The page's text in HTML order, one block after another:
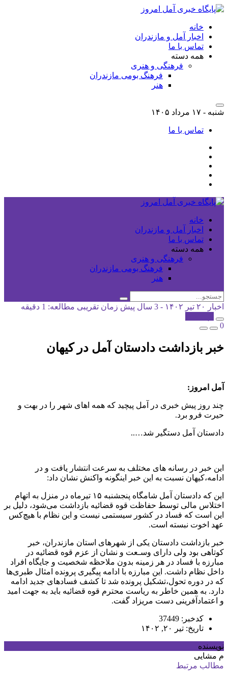
خانه
اخبار آمل و مازندران
تماس با ما
همه دسته
فرهنگی و هنری
فرهنگ بومی مازندران
هنر
شنبه - ۱۷ مرداد ۱۴۰۵
تماس با ما
خانه
اخبار آمل و مازندران
تماس با ما
همه دسته
فرهنگی و هنری
فرهنگ بومی مازندران
هنر
اخبار ۲۰ تیر ۱۴۰۲ - 3 سال پیش
زمان تقریبی مطالعه: 1 دقیقه
0
خبر بازداشت دادستان آمل در کیهان
آمل امروز:
چند روز پیش خبری در آمل پیچید که همه اهای شهر را در بهت و
حیرت فرو برد.
دادستان آمل دستگیر شد…..
این خبر در رسانه های مختلف به سرعت انتشار یافت و در
ادامه،کیهان نسبت به این خبر اینگونه واکنش نشان داد:
این که دادستان آمل شامگاه پنجشنبه ۱۵ تیرماه در منزل به اتهام
اختلاس مالی توسط حفاظت قوه قضائیه بازداشت می‌شود، دلیل بر
این است که فساد در کشور سیستمی نیست و این نظام با هیچ‌کس
عهد اخوت نبسته است.
خبر بازداشت دادستان یکی از شهرهای استان مازندران‌، خبر
کوتاهی بود ولی دارای وسـعت و نشان از عزم قوه قضائیه در
مبارزه با فساد در هر زمینه بدون ملاحظه شخصیت و جایگاه افراد
داخل نظام داشت. این مبارزه با ادامه پیگیری پرونده امثال طبری‌ها
که در دوره تحول،تشکیل پرونده شد تا کشف فسادهای جدید ادامه
دارد. به همین خاطر به ریاست محترم قوه قضائیه باید به جهت امید
و اعتماد‌آفرینی دست مریزاد گفت.
کدخبر: 37449
تاریخ: تیر ۲۰, ۱۴۰۲
نویسنده
م مشایی
مطالب مرتبط